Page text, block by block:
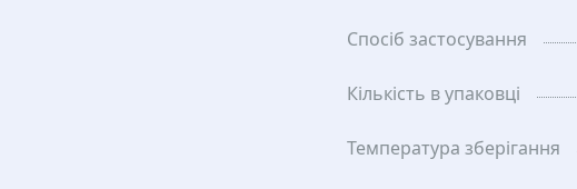
Спосіб застосування
Кількість в упаковці
Температура зберiгання